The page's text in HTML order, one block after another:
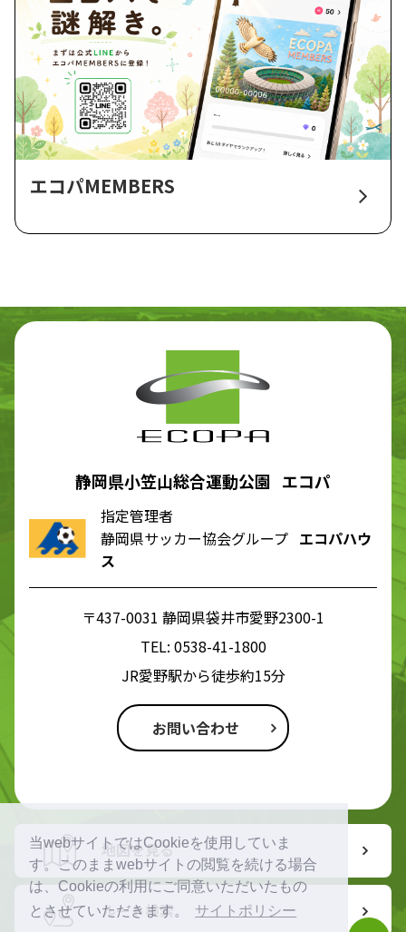
当webサイトではCookieを使用していま
す。このままwebサイトの閲覧を続ける場合
は、Cookieの利用にご同意いただいたもの
とさせていただきます。
サイトポリシー
エコパMEMBERS
静岡県小笠山総合運動公園 エコパ
指定管理者
静岡県サッカー協会グループ エコパハウ
ス
〒437-0031 静岡県袋井市愛野2300-1
TEL: 0538-41-1800
JR愛野駅から徒歩約15分
お問い合わせ
地図を見る
ルート検索